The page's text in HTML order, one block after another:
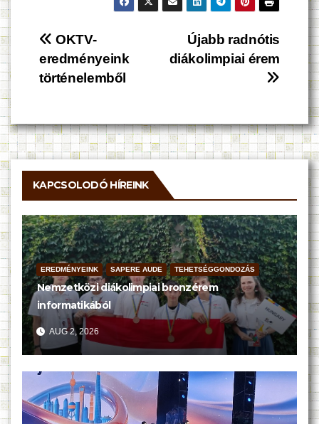
Bejegyzés
navigáció
Újabb radnótis
diákolimpiai érem
OKTV-
eredményeink
történelemből
KAPCSOLODÓ HÍREINK
EREDMÉNYEINK SAPERE AUDE TEHETSÉGGONDOZÁS
Nemzetközi diákolimpiai bronzérem
informatikából
AUG 2, 2026